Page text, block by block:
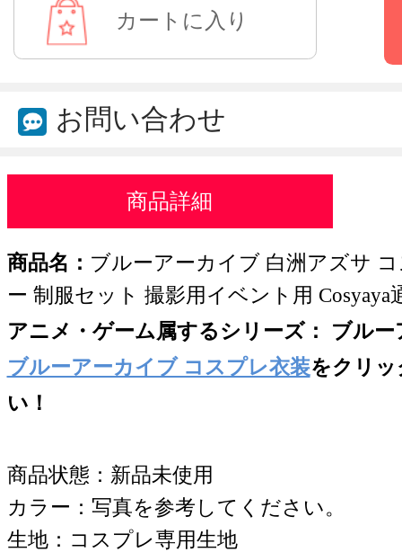
お問い合わせ
商品詳細
商品名： ブルーアーカイブ 白洲アズサ
ー 制服セット 撮影用イベント用 Cosyaya
アニメ・ゲーム属するシリーズ： ブル
ブルーアーカイブ コスプレ衣装をクリッ
い！
商品状態：新品未使用
カラー：写真を参考してください。
生地：コスプレ専用生地